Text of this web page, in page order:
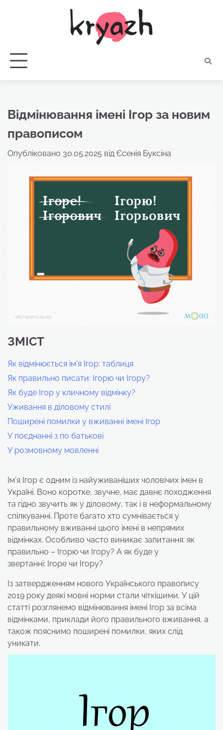
Відмінювання імені Ігор за новим
правописом
Опубліковано 30.05.2025 від Єсенія Буксіна
ЗМІСТ
Як відмінюється ім’я Ігор: таблиця
Як правильно писати: Ігорю чи Ігору?
Як буде Ігор у кличному відмінку?
Уживання в діловому стилі
Поширені помилки у вживанні імені Ігор
У поєднанні з по батькові
У розмовному мовленні
Ім’я Ігор є одним із найуживаніших чоловічих імен в
Україні. Воно коротке, звучне, має давнє походження
та гідно звучить як у діловому, так і в неформальному
спілкуванні. Проте багато хто сумнівається у
правильному вживанні цього імені в непрямих
відмінках. Особливо часто виникає запитання: як
правильно – Ігорю чи Ігору? А як буде у
звертанні: Ігоре чи Ігору?
Із затвердженням нового Українського правопису
2019 року деякі мовні норми стали чіткішими. У цій
статті розглянемо відмінювання імені Ігор за всіма
відмінками, приклади його правильного вживання, а
також пояснимо поширені помилки, яких слід
уникати.